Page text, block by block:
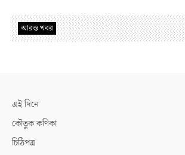
আরও খবর
এই দিনে
কৌতুক কণিকা
চিঠিপত্র